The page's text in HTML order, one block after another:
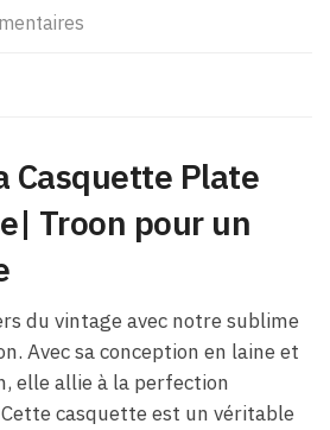
Casquette Plate
Troon pour un
du vintage avec notre sublime
Avec sa conception en laine et
elle allie à la perfection
casquette est un véritable